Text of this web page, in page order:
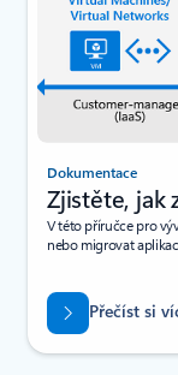
Dokumentace
Zjistěte, jak
V této příručce pro
nebo migrovat
Přečíst si